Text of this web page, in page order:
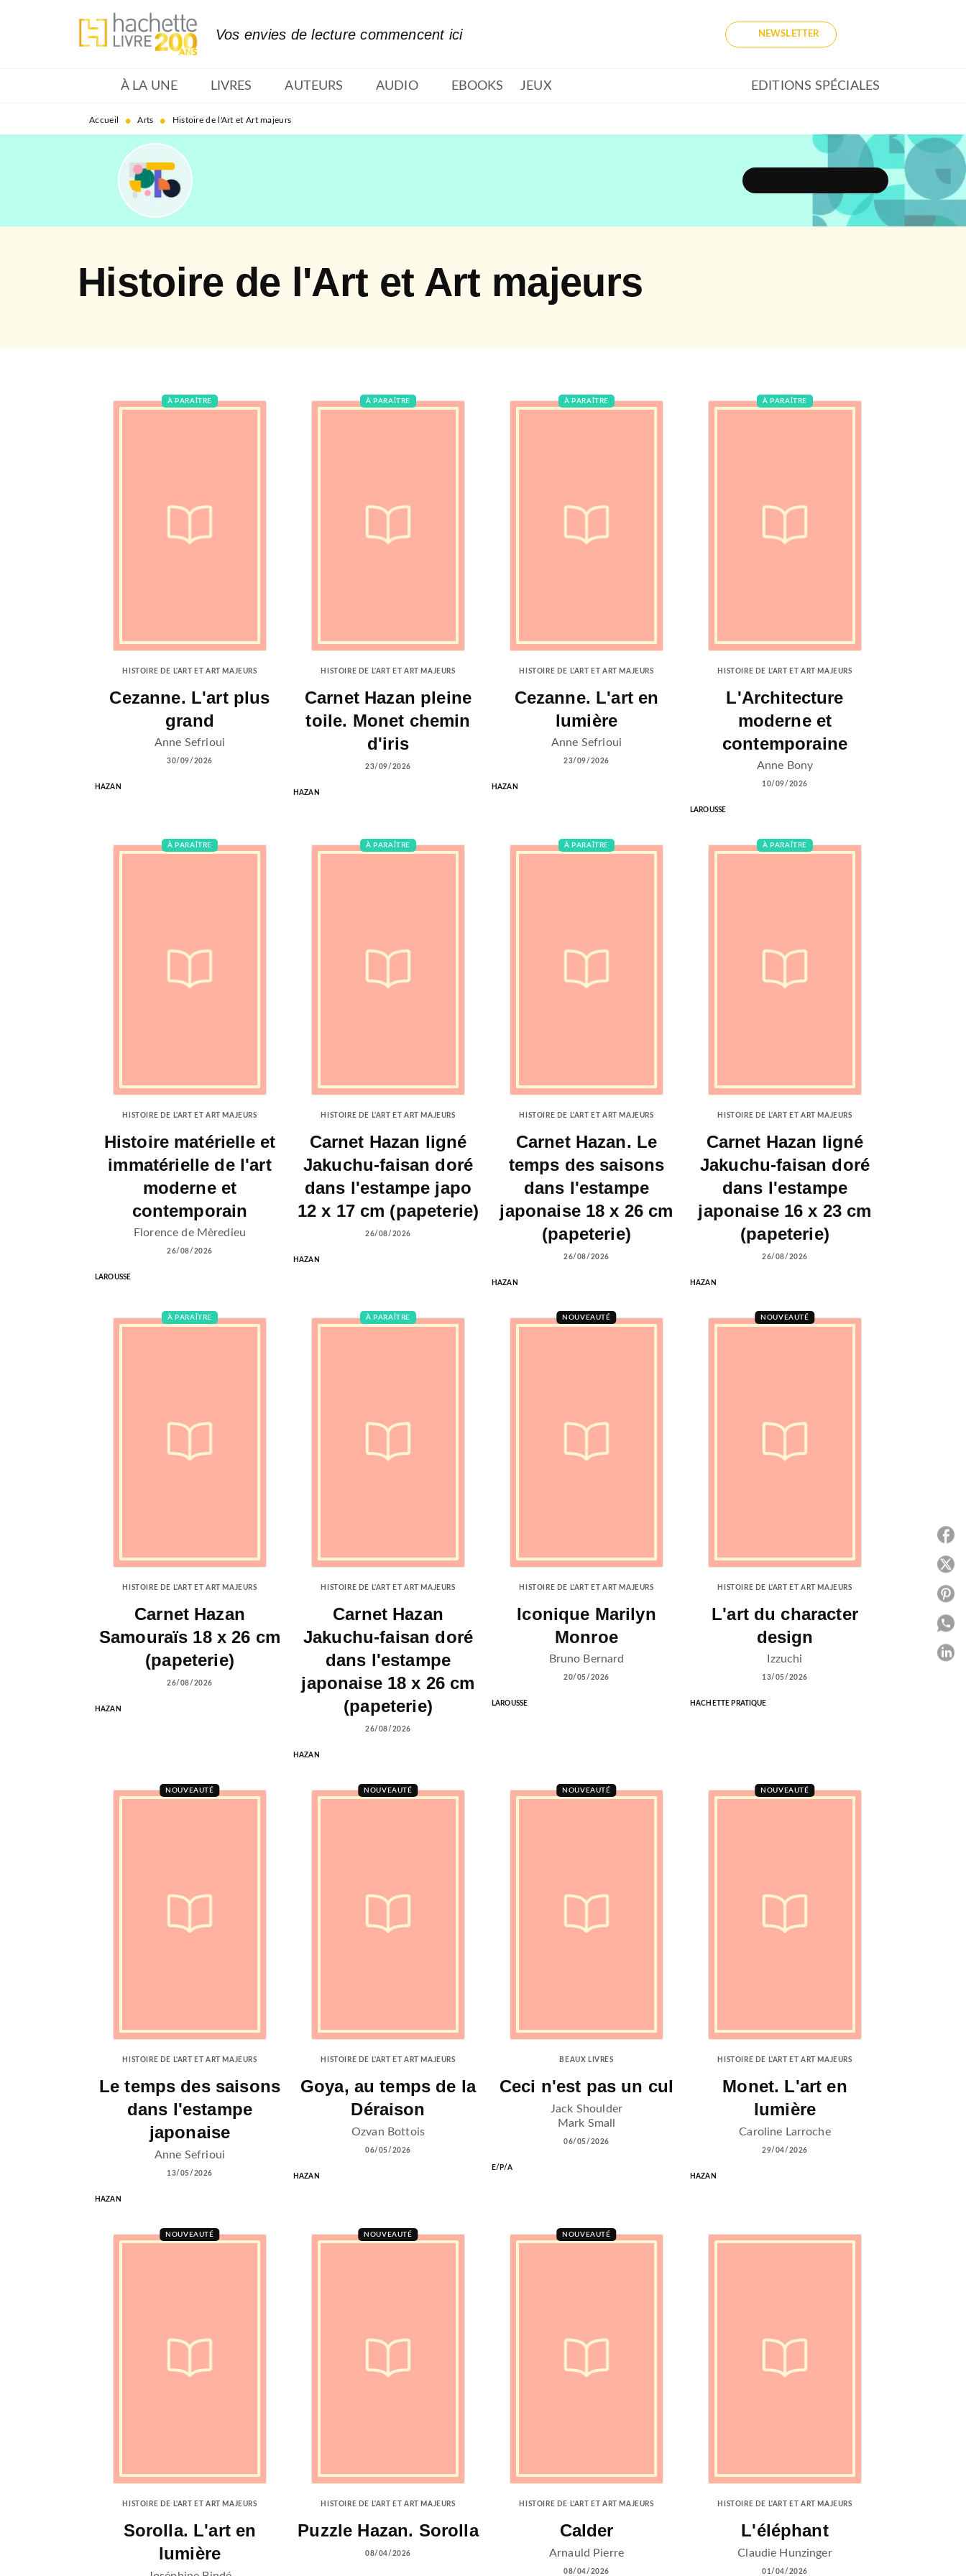
MENU RECHERCHE
Vos envies de lecture commencent ici NEWSLETTER
À LA UNE LIVRES AUTEURS AUDIO EBOOKS JEUX EDITIONS SPÉCIALES
Accueil • Arts • Histoire de l'Art et Art majeurs
Histoire de l'Art et Art majeurs
À PARAÎTRE
HISTOIRE DE L'ART ET ART MAJEURS
Cezanne. L'art plus
grand
Anne Sefrioui
30/09/2026
HAZAN
À PARAÎTRE
HISTOIRE DE L'ART ET ART MAJEURS
Carnet Hazan pleine
toile. Monet chemin
d'iris
23/09/2026
HAZAN
À PARAÎTRE
HISTOIRE DE L'ART ET ART MAJEURS
Cezanne. L'art en
lumière
Anne Sefrioui
23/09/2026
HAZAN
À PARAÎTRE
HISTOIRE DE L'ART ET ART MAJEURS
L'Architecture
moderne et
contemporaine
Anne Bony
10/09/2026
LAROUSSE
À PARAÎTRE
HISTOIRE DE L'ART ET ART MAJEURS
Histoire matérielle et
immatérielle de l'art
moderne et
contemporain
Florence de Mèredieu
26/08/2026
LAROUSSE
À PARAÎTRE
HISTOIRE DE L'ART ET ART MAJEURS
Carnet Hazan ligné
Jakuchu-faisan doré
dans l'estampe japo
12 x 17 cm (papeterie)
26/08/2026
HAZAN
À PARAÎTRE
HISTOIRE DE L'ART ET ART MAJEURS
Carnet Hazan. Le
temps des saisons
dans l'estampe
japonaise 18 x 26 cm
(papeterie)
26/08/2026
HAZAN
À PARAÎTRE
HISTOIRE DE L'ART ET ART MAJEURS
Carnet Hazan ligné
Jakuchu-faisan doré
dans l'estampe
japonaise 16 x 23 cm
(papeterie)
26/08/2026
HAZAN
À PARAÎTRE
HISTOIRE DE L'ART ET ART MAJEURS
Carnet Hazan
Samouraïs 18 x 26 cm
(papeterie)
26/08/2026
HAZAN
À PARAÎTRE
HISTOIRE DE L'ART ET ART MAJEURS
Carnet Hazan
Jakuchu-faisan doré
dans l'estampe
japonaise 18 x 26 cm
(papeterie)
26/08/2026
HAZAN
NOUVEAUTÉ
HISTOIRE DE L'ART ET ART MAJEURS
Iconique Marilyn
Monroe
Bruno Bernard
20/05/2026
LAROUSSE
NOUVEAUTÉ
HISTOIRE DE L'ART ET ART MAJEURS
L'art du character
design
Izzuchi
13/05/2026
HACHETTE PRATIQUE
NOUVEAUTÉ
HISTOIRE DE L'ART ET ART MAJEURS
Le temps des saisons
dans l'estampe
japonaise
Anne Sefrioui
13/05/2026
HAZAN
NOUVEAUTÉ
HISTOIRE DE L'ART ET ART MAJEURS
Goya, au temps de la
Déraison
Ozvan Bottois
06/05/2026
HAZAN
NOUVEAUTÉ
BEAUX LIVRES
Ceci n'est pas un cul
Jack Shoulder
Mark Small
06/05/2026
E/P/A
NOUVEAUTÉ
HISTOIRE DE L'ART ET ART MAJEURS
Monet. L'art en
lumière
Caroline Larroche
29/04/2026
HAZAN
NOUVEAUTÉ
HISTOIRE DE L'ART ET ART MAJEURS
Sorolla. L'art en
lumière
NOUVEAUTÉ
HISTOIRE DE L'ART ET ART MAJEURS
Puzzle Hazan. Sorolla
08/04/2026
NOUVEAUTÉ
HISTOIRE DE L'ART ET ART MAJEURS
Calder
Arnauld Pierre
08/04/2026
HISTOIRE DE L'ART ET ART MAJEURS
L'éléphant
Claudie Hunzinger
01/04/2026